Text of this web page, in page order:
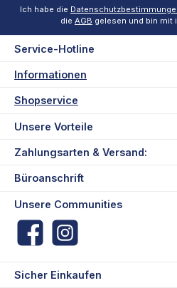
Ich habe die
die AGB gelesen und bin mit
Service-Hotline
Informationen
Shopservice
Unsere Vorteile
Unsere Communities
FacebookInstagram
Zahlungsarten & Versand:
Büroanschrift
Sicher Einkaufen